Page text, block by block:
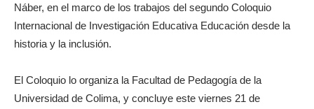
Náber, en el marco de los trabajos del segundo Coloquio
Internacional de Investigación Educativa Educación desde la
historia y la inclusión.
El Coloquio lo organiza la Facultad de Pedagogía de la
Universidad de Colima, y concluye este viernes 21 de